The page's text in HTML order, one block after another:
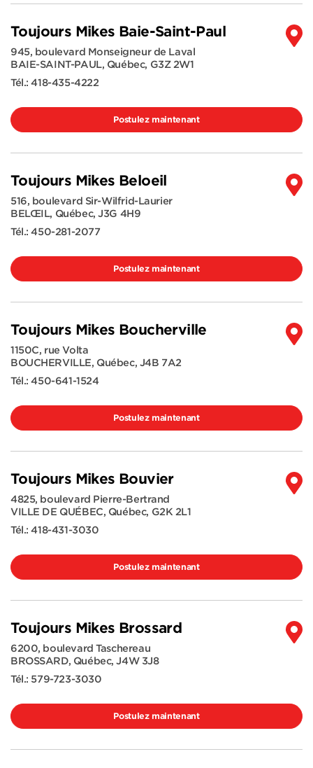
Toujours Mikes Baie-Saint-Paul
945, boulevard Monseigneur de Laval
BAIE-SAINT-PAUL, Québec, G3Z 2W1
Tél.:418-435-4222
Postulez maintenant
Toujours Mikes Beloeil
516, boulevard Sir-Wilfrid-Laurier
BELŒIL, Québec,J3G 4H9
Tél.:450-281-2077
Postulez maintenant
Toujours Mikes Boucherville
1150C, rue Volta
BOUCHERVILLE, Québec, J4B 7A2
Tél.:450-641-1524
Postulez maintenant
Toujours Mikes Bouvier
4825, boulevard Pierre-Bertrand
VILLE DE QUÉBEC, Québec, G2K 2L1
Tél.:418-431-3030
Postulez maintenant
Toujours Mikes Brossard
6200, boulevard Taschereau
BROSSARD, Québec,J4W 3J8
Tél.: 579-723-3030
Postulez maintenant